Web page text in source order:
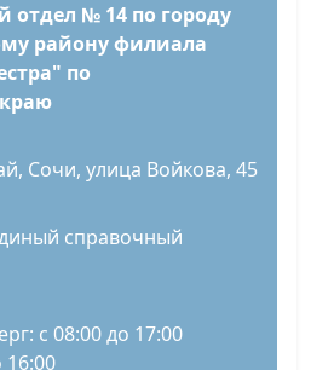
отдел № 14 по городу
району филиала
по
Сочи, улица Войкова, 45
справочный
с 08:00 до 17:00
16:00